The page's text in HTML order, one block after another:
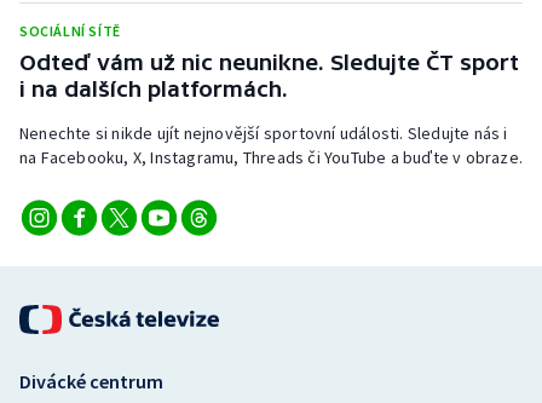
Triatlon
Veslování
Vodní slalom
Ostatní
SOCIÁLNÍ SÍTĚ
Odteď vám už nic neunikne. Sledujte ČT sport
i na dalších platformách.
Nenechte si nikde ujít nejnovější sportovní události. Sledujte nás i
na Facebooku, X, Instagramu, Threads či YouTube a buďte v obraze.
Divácké centrum